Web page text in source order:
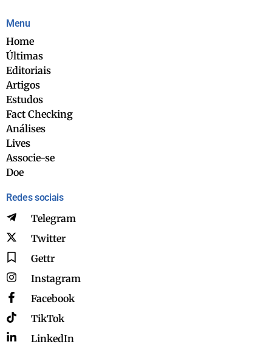
Menu
Home
Últimas
Editoriais
Artigos
Estudos
Fact Checking
Análises
Lives
Associe-se
Doe
Redes sociais
Telegram
Twitter
Gettr
Instagram
Facebook
TikTok
LinkedIn